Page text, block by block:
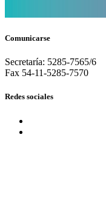
Comunicarse
Secretaría: 5285-7565/6
Fax 54-11-5285-7570
Redes sociales